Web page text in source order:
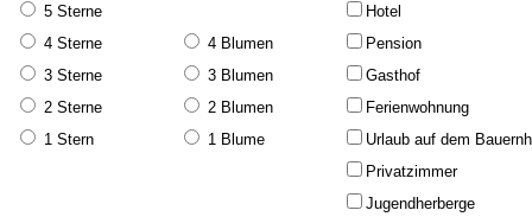
5 Sterne
Hotel
4 Sterne
4 Blumen
Pension
3 Sterne
3 Blumen
Gasthof
2 Sterne
2 Blumen
Ferienwohnung
1 Stern
1 Blume
Urlaub auf dem
Privatzimmer
Jugendherberge